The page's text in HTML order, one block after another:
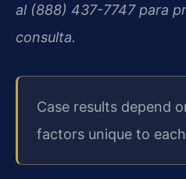
al (888) 437-7747 para
consulta.
Case results depend
factors unique to